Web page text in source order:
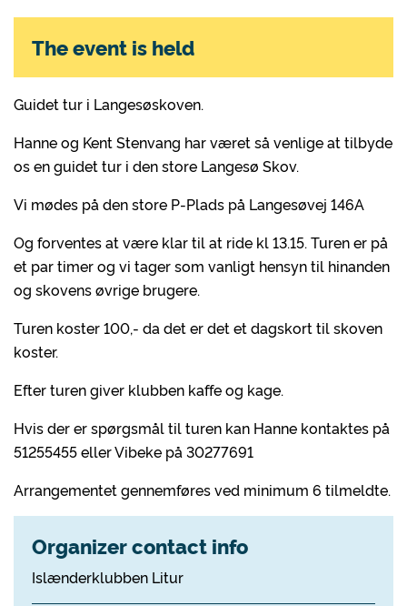
Guidet tur i Langesøskoven.
Hanne og Kent Stenvang har været så venlige at tilbyde
os en guidet tur i den store Langesø Skov.
Vi mødes på den store P-Plads på Langesøvej 146A
Og forventes at være klar til at ride kl 13.15. Turen er på
et par timer og vi tager som vanligt hensyn til hinanden
og skovens øvrige brugere.
Turen koster 100,- da det er det et dagskort til skoven
koster.
Efter turen giver klubben kaffe og kage.
Hvis der er spørgsmål til turen kan Hanne kontaktes på
51255455 eller Vibeke på 30277691
Arrangementet gennemføres ved minimum 6 tilmeldte.
Organizer contact info
Islænderklubben Litur
The event is held